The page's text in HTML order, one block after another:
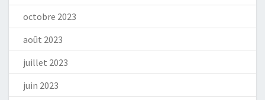
octobre 2023
août 2023
juillet 2023
juin 2023